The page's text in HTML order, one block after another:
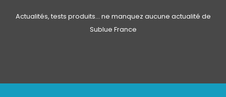
Actualités, tests produits… ne manquez aucune actualité de
Sublue France